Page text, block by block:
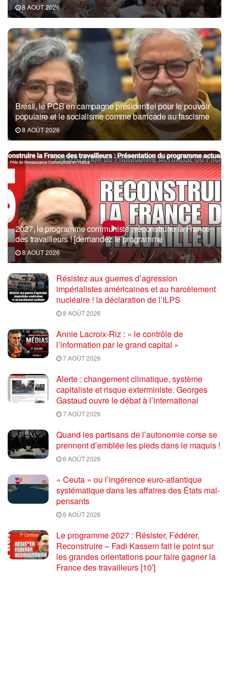
8 AOÛT 2026
Brésil, le PCB en campagne présidentiel pour le pouvoir
populaire et le socialisme comme barricade au fascisme
8 AOÛT 2026
2027, le programme communiste : reconstruire la France
des travailleurs ! [demandez le programme
8 AOÛT 2026
Résistez aux guerres d’agression
impérialistes américaines et au harcèlement
nucléaire ! la déclaration de l’ILPS
8 AOÛT 2026
Annie Lacroix-Riz : « le contrôle de
l’information par le grand capital »
7 AOÛT 2026
Alerte : changement climatique, système
capitaliste et risque exterministe. Georges
Gastaud ouvre le débat à l’international
7 AOÛT 2026
Quand les partisans de l’autonomie corse se
prennent d’emblée les pieds dans le maquis !
6 AOÛT 2026
« Ceuta » ou l’ingérence euro-atlantique
systématique dans les affaires des États mal-
pensants
6 AOÛT 2026
Le programme 2027 : Résister, Fédérer,
Reconstruire – Fadi Kassem fait le point sur
les grandes orientations pour faire gagner la
France des travailleurs [10′]